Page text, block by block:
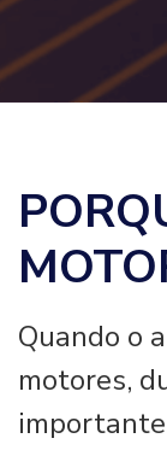
Quando o
motores,